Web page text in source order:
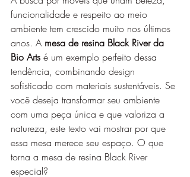
funcionalidade e respeito ao meio
ambiente tem crescido muito nos últimos
anos. A mesa de resina Black River da
Bio Arts é um exemplo perfeito dessa
tendência, combinando design
sofisticado com materiais sustentáveis. Se
você deseja transformar seu ambiente
com uma peça única e que valoriza a
natureza, este texto vai mostrar por que
essa mesa merece seu espaço. O que
torna a mesa de resina Black River
especial?